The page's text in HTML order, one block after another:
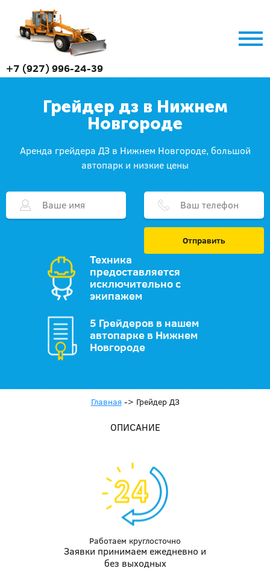
+7 (927) 996-24-39
Грейдер дз в Нижнем
Новгороде
Аренда грейдера ДЗ в Нижнем Новгороде, большой
автопарк и низкие цены
Отправить
Техника
предоставляется
исключительно с
экипажем
5 Грейдеров в нашем
автопарке в Нижнем
Новгороде
Главная -> Грейдер ДЗ
ОПИСАНИЕ
Работаем круглосточно
Заявки принимаем ежедневно и
без выходных